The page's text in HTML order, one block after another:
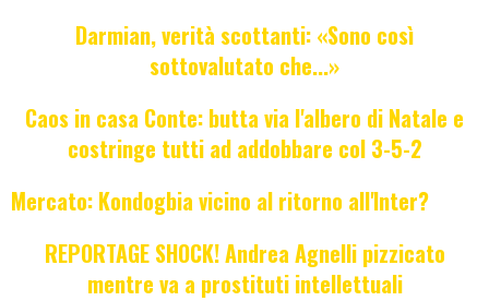
Darmian, verità scottanti: «Sono così
sottovalutato che...»
Caos in casa Conte: butta via l'albero di Natale e
costringe tutti ad addobbare col 3-5-2
Mercato: Kondogbia vicino al ritorno all'Inter?
REPORTAGE SHOCK! Andrea Agnelli pizzicato
mentre va a prostituti intellettuali